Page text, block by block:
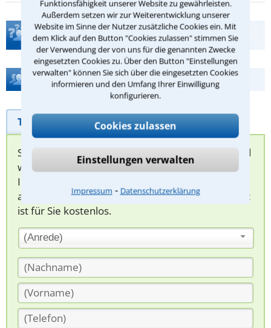
Funktionsfähigkeit unserer Website zu gewährleisten.
Außerdem setzen wir zur Weiterentwicklung unserer
Website im Sinne der Nutzer zusätzliche Cookies ein. Mit
dem Klick auf den Button "Cookies zulassen" stimmen Sie
der Verwendung der von uns für die genannten Zwecke
eingesetzten Cookies zu. Über den Button "Einstellungen
verwalten" können Sie sich über die eingesetzten Cookies
informieren und den Umfang Ihrer Einwilligung
konfigurieren.
Cookies zulassen
Einstellungen verwalten
Impressum ⁃ Datenschutzerklärung
Teste Dein Rechtswissen
Hilfe bei Ihrer Anwaltsuche?
Telefonhilfe Beratungsanfrage
Sie können hier Ihren Fall schildern. Anschließend
werden sich spezialisierte Rechtsanwälte bei
Ihnen melden, um das weitere Vorgehen
abzuklären. Die Rückmeldung durch einen Anwalt
ist für Sie kostenlos.
(Anrede)